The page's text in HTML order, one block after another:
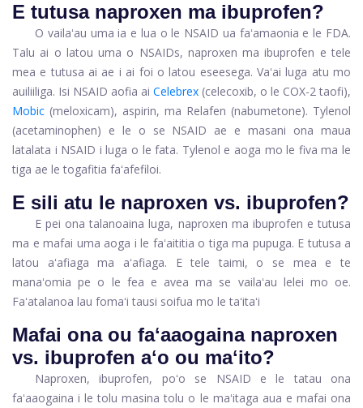
E tutusa naproxen ma ibuprofen?
O vailaʻau uma ia e lua o le NSAID ua faʻamaonia e le FDA.
Talu ai o latou uma o NSAIDs, naproxen ma ibuprofen e tele
mea e tutusa ai ae i ai foi o latou eseesega. Vaʻai luga atu mo
auiliiliga. Isi NSAID aofia ai Celebrex (celecoxib, o le COX-2 taofi),
Mobic (meloxicam), aspirin, ma Relafen (nabumetone). Tylenol
(acetaminophen) e le o se NSAID ae e masani ona maua
latalata i NSAID i luga o le fata. Tylenol e aoga mo le fiva ma le
tiga ae le togafitia faʻafefiloi.
E sili atu le naproxen vs. ibuprofen?
E pei ona talanoaina luga, naproxen ma ibuprofen e tutusa
ma e mafai uma aoga i le faʻaititia o tiga ma pupuga. E tutusa a
latou aʻafiaga ma aʻafiaga. E tele taimi, o se mea e te
manaʻomia pe o le fea e avea ma se vailaʻau lelei mo oe.
Faʻatalanoa lau fomaʻi tausi soifua mo le taʻitaʻi
Mafai ona ou faʻaaogaina naproxen
vs. ibuprofen aʻo ou maʻito?
Naproxen, ibuprofen, poʻo se NSAID e le tatau ona
faʻaaogaina i le tolu masina tolu o le maʻitaga aua e mafai ona